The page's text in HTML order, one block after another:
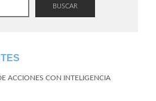
BUSCAR
ACCIONES CON INTELIGENCIA